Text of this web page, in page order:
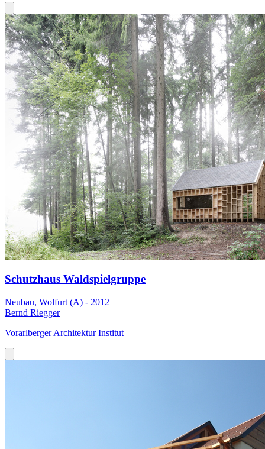
Schutzhaus Waldspielgruppe
Neubau, Wolfurt (A) - 2012
Bernd Riegger
Vorarlberger Architektur Institut